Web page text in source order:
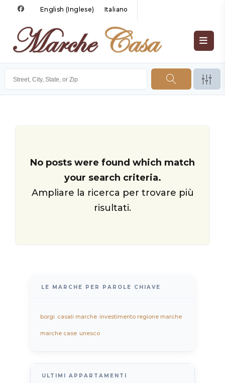
English (Inglese) Italiano
No posts were found which match
your search criteria.
Ampliare la ricerca per trovare più
risultati.
LE MARCHE PER PAROLE CHIAVE
borgi casali marche investimento regione marche
marche case unesco
ULTIMI APPARTAMENTI